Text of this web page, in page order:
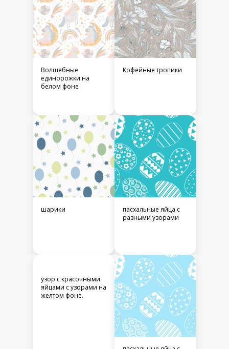
Волшебные
единорожки на
белом фоне
Кофейные тропики
шарики
пасхальные яйца с
разными узорами
узор с красочными
яйцами с узорами на
желтом фоне.